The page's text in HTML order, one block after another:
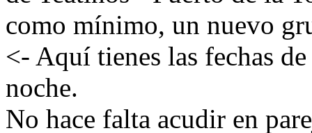
como mínimo, un nuevo
<- Aquí tienes las fechas
noche.
No hace falta acudir en